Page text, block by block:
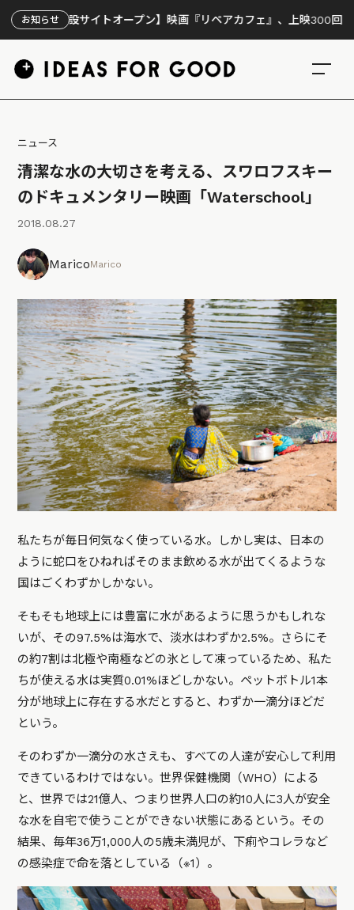
お知らせ
設サイトオープン】映画『リペアカフェ』、上映300回の先で見えて
ニュース
清潔な水の大切さを考える、スワロフスキー
のドキュメンタリー映画「Waterschool」
2018.08.27
MaricoMarico
私たちが毎日何気なく使っている水。しかし実は、日本の
ように蛇口をひねればそのまま飲める水が出てくるような
国はごくわずかしかない。
そもそも地球上には豊富に水があるように思うかもしれな
いが、その97.5%は海水で、淡水はわずか2.5%。さらにそ
の約7割は北極や南極などの氷として凍っているため、私た
ちが使える水は実質0.01%ほどしかない。ペットボトル1本
分が地球上に存在する水だとすると、わずか一滴分ほどだ
という。
そのわずか一滴分の水さえも、すべての人達が安心して利用
できているわけではない。世界保健機関（WHO）による
と、世界では21億人、つまり世界人口の約10人に3人が安全
な水を自宅で使うことができない状態にあるという。その
結果、毎年36万1,000人の5歳未満児が、下痢やコレラなど
の感染症で命を落としている（※1）。